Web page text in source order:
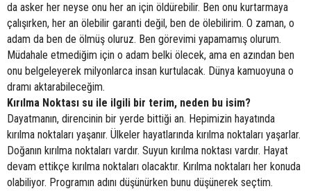
da asker her neyse onu her an için öldürebilir. Ben onu kurtarmaya
çalışırken, her an ölebilir garanti değil, ben de ölebilirim. O zaman, o
adam da ben de ölmüş oluruz. Ben görevimi yapamamış olurum.
Müdahale etmediğim için o adam belki ölecek, ama en azından ben
onu belgeleyerek milyonlarca insan kurtulacak. Dünya kamuoyuna o
dramı aktarabileceğim.
Kırılma Noktası su ile ilgili bir terim, neden bu isim?
Dayatmanın, direncinin bir yerde bittiği an. Hepimizin hayatında
kırılma noktaları yaşanır. Ülkeler hayatlarında kırılma noktaları yaşarlar.
Doğanın kırılma noktaları vardır. Suyun kırılma noktası vardır. Hayat
devam ettikçe kırılma noktaları olacaktır. Kırılma noktaları her konuda
olabiliyor. Programın adını düşünürken bunu düşünerek seçtim.